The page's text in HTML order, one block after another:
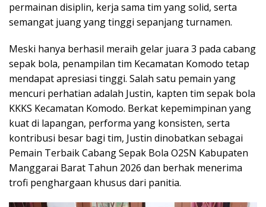
permainan disiplin, kerja sama tim yang solid, serta
semangat juang yang tinggi sepanjang turnamen.
Meski hanya berhasil meraih gelar juara 3 pada cabang
sepak bola, penampilan tim Kecamatan Komodo tetap
mendapat apresiasi tinggi. Salah satu pemain yang
mencuri perhatian adalah Justin, kapten tim sepak bola
KKKS Kecamatan Komodo. Berkat kepemimpinan yang
kuat di lapangan, performa yang konsisten, serta
kontribusi besar bagi tim, Justin dinobatkan sebagai
Pemain Terbaik Cabang Sepak Bola O2SN Kabupaten
Manggarai Barat Tahun 2026 dan berhak menerima
trofi penghargaan khusus dari panitia.